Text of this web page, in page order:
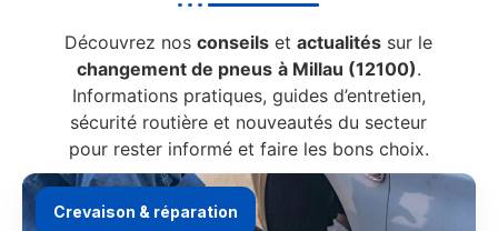
Découvrez nosconseils etactualités sur le
changement de pneus à Millau (12100).
Informations pratiques, guides d’entretien,
sécurité routière et nouveautés du secteur
pour rester informé et faire les bons choix.
Crevaison & réparation